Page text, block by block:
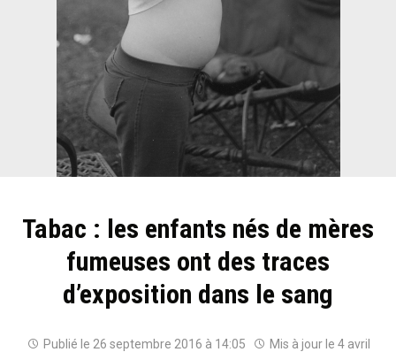
Tabac : les enfants nés de mères
fumeuses ont des traces
d’exposition dans le sang
Publié le 26 septembre 2016 à 14:05 Mis à jour le 4 avril